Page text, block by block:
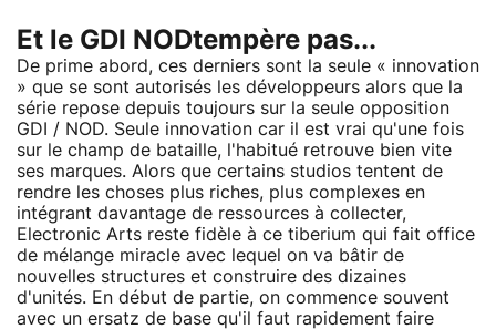
Et le GDI NODtempère pas...
De prime abord, ces derniers sont la seule « innovation
» que se sont autorisés les développeurs alors que la
série repose depuis toujours sur la seule opposition
GDI / NOD. Seule innovation car il est vrai qu'une fois
sur le champ de bataille, l'habitué retrouve bien vite
ses marques. Alors que certains studios tentent de
rendre les choses plus riches, plus complexes en
intégrant davantage de ressources à collecter,
Electronic Arts reste fidèle à ce tiberium qui fait office
de mélange miracle avec lequel on va bâtir de
nouvelles structures et construire des dizaines
d'unités. En début de partie, on commence souvent
avec un ersatz de base qu'il faut rapidement faire